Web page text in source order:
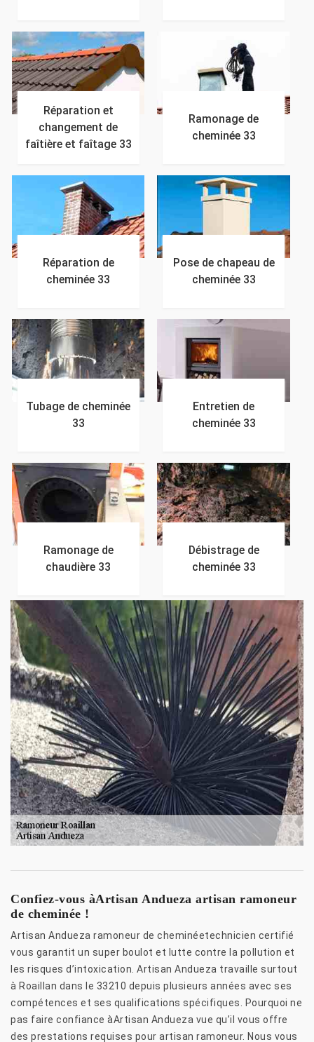
Réparation et
changement de
faîtière et faîtage 33
Ramonage de
cheminée 33
Réparation de
cheminée 33
Pose de chapeau de
cheminée 33
Tubage de cheminée
33
Entretien de
cheminée 33
Ramonage de
chaudière 33
Débistrage de
cheminée 33
Confiez-vous àArtisan Andueza artisan ramoneur
de cheminée !
Artisan Andueza ramoneur de cheminéetechnicien certifié
vous garantit un super boulot et lutte contre la pollution et
les risques d’intoxication. Artisan Andueza travaille surtout
à Roaillan dans le 33210 depuis plusieurs années avec ses
compétences et ses qualifications spécifiques. Pourquoi ne
pas faire confiance àArtisan Andueza vue qu’il vous offre
des prestations requises pour artisan ramoneur. Nous vous